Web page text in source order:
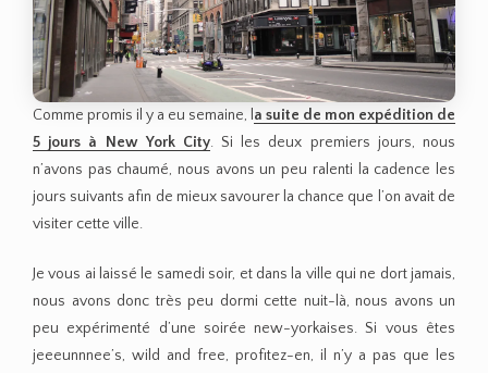
Comme promis il y a eu semaine, la suite de mon expédition de
5 jours à New York City. Si les deux premiers jours, nous
n’avons pas chaumé, nous avons un peu ralenti la cadence les
jours suivants afin de mieux savourer la chance que l’on avait de
visiter cette ville.
Je vous ai laissé le samedi soir, et dans la ville qui ne dort jamais,
nous avons donc très peu dormi cette nuit-là, nous avons un
peu expérimenté d’une soirée new-yorkaises. Si vous êtes
jeeeunnnee’s, wild and free, profitez-en, il n’y a pas que les